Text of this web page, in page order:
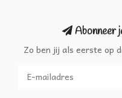
Abonneer
Zo ben jij als eerste op